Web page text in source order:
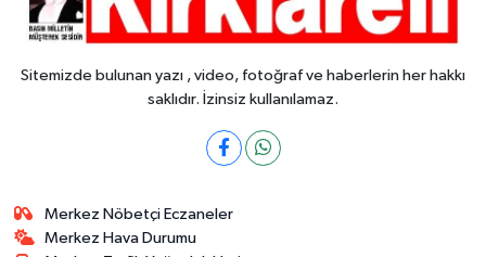
Sitemizde bulunan yazı , video, fotoğraf ve haberlerin her hakkı
saklıdır. İzinsiz kullanılamaz.
Merkez Nöbetçi Eczaneler
Merkez Hava Durumu